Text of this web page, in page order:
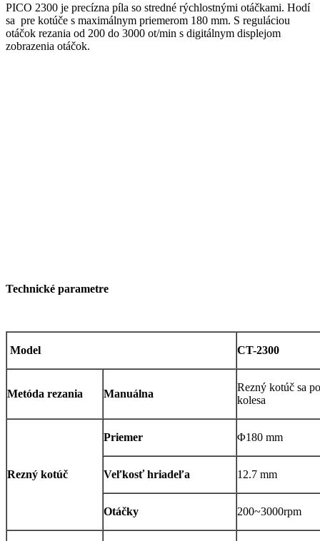
PICO 2300 je precízna píla so stredné rýchlostnými otáčkami. Hodí
sa pre kotúče s maximálnym priemerom 180 mm. S reguláciou
otáčok rezania od 200 do 3000 ot/min s digitálnym displejom
zobrazenia otáčok.
Technické parametre
Model CT-2300
Metóda rezania Manuálna
Rezný kotúč sa
kolesa
Rezný kotúč
Priemer Φ180 mm
Veľkosť hriadeľa 12.7 mm
Otáčky 200~3000rpm